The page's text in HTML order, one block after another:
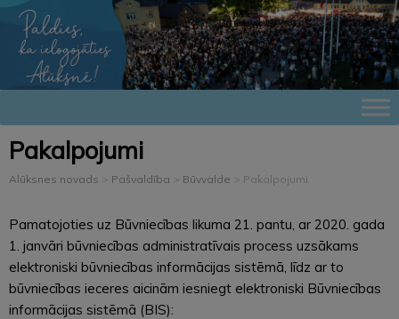
Pakalpojumi
Alūksnes novads > Pašvaldība > Būvvalde > Pakalpojumi
Pamatojoties uz Būvniecības likuma 21. pantu, ar 2020. gada
1. janvāri būvniecības administratīvais process uzsākams
elektroniski būvniecības informācijas sistēmā, līdz ar to
būvniecības ieceres aicinām iesniegt elektroniski Būvniecības
informācijas sistēmā (BIS):